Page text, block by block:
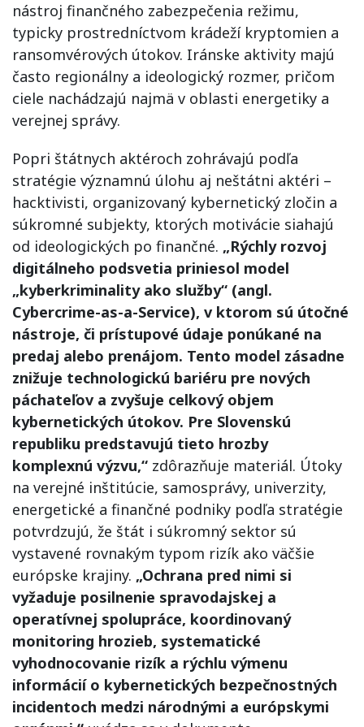
nástroj finančného zabezpečenia režimu,
typicky prostredníctvom krádeží kryptomien a
ransomvérových útokov. Iránske aktivity majú
často regionálny a ideologický rozmer, pričom
ciele nachádzajú najmä v oblasti energetiky a
verejnej správy.
Popri štátnych aktéroch zohrávajú podľa
stratégie významnú úlohu aj neštátni aktéri –
hacktivisti, organizovaný kybernetický zločin a
súkromné subjekty, ktorých motivácie siahajú
od ideologických po finančné. „Rýchly rozvoj
digitálneho podsvetia priniesol model
„kyberkriminality ako služby“ (angl.
Cybercrime-as-a-Service), v ktorom sú útočné
nástroje, či prístupové údaje ponúkané na
predaj alebo prenájom. Tento model zásadne
znižuje technologickú bariéru pre nových
páchateľov a zvyšuje celkový objem
kybernetických útokov. Pre Slovenskú
republiku predstavujú tieto hrozby
komplexnú výzvu,“ zdôrazňuje materiál. Útoky
na verejné inštitúcie, samosprávy, univerzity,
energetické a finančné podniky podľa stratégie
potvrdzujú, že štát i súkromný sektor sú
vystavené rovnakým typom rizík ako väčšie
európske krajiny. „Ochrana pred nimi si
vyžaduje posilnenie spravodajskej a
operatívnej spolupráce, koordinovaný
monitoring hrozieb, systematické
vyhodnocovanie rizík a rýchlu výmenu
informácií o kybernetických bezpečnostných
incidentoch medzi národnými a európskymi